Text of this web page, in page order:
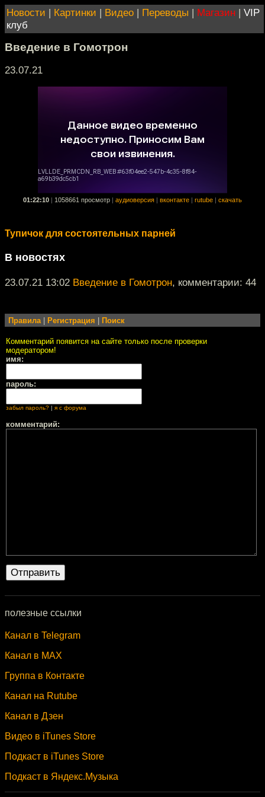
Новости | Картинки | Видео | Переводы | Магазин | VIP
клуб
Введение в Гомотрон
23.07.21
01:22:10 1058661 просмотр аудиоверсия вконтакте rutube скачать
Тупичок для состоятельных парней
В новостях
23.07.21 13:02 Введение в Гомотрон, комментарии: 44
Правила| Регистрация Поиск
Комментарий появится на сайте только после проверки
модератором!
имя:
пароль:
забыл пароль? я с форума
комментарий:
полезные ссылки
Канал в Telegram
Канал в MAX
Группа в Контакте
Канал на Rutube
Канал в Дзен
Видео в iTunes Store
Подкаст в iTunes Store
Подкаст в Яндекс.Музыка